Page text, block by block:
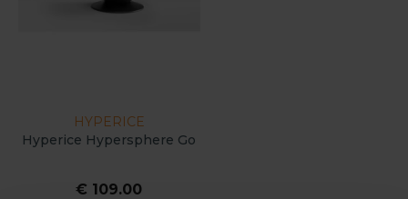
HYPERICE
Hyperice Hypersphere Go
€ 109.00